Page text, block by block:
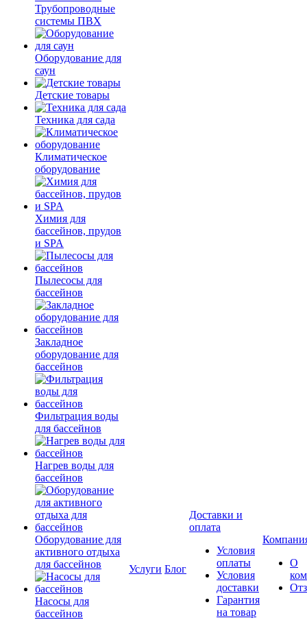
Трубопроводные
системы ПВХ
Оборудование для
саун
Детские товары
Техника для сада
Климатическое
оборудование
Химия для
бассейнов, прудов
и SPA
Пылесосы для
бассейнов
Закладное
оборудование для
бассейнов
Фильтрация воды
для бассейнов
Нагрев воды для
бассейнов
Оборудование для
активного отдыха
для бассейнов
Насосы для
бассейнов
Услуги Блог
Доставки и
оплата
Условия
оплаты
Условия
доставки
Гарантия
на товар
О